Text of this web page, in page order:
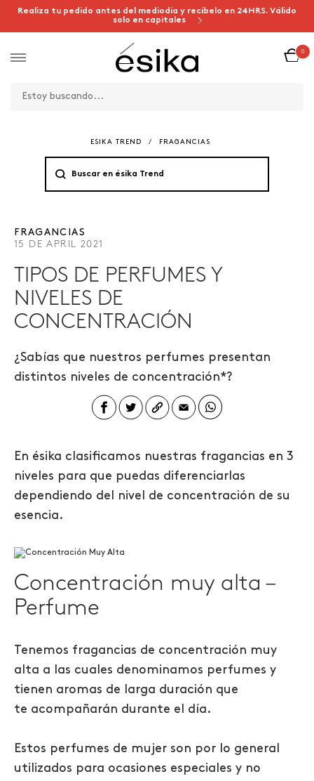
Realiza tu pedido antes del mediodía y recíbelo en 24HRS. Válido
solo en capitales
0
ESIKA TREND / FRAGANCIAS
FRAGANCIAS
15 DE APRIL 2021
TIPOS DE PERFUMES Y
NIVELES DE
CONCENTRACIÓN
¿Sabías que nuestros perfumes presentan
distintos niveles de concentración*?
En ésika clasificamos nuestras fragancias en 3
niveles para que puedas diferenciarlas
dependiendo del nivel de concentración de su
esencia.
Concentración muy alta –
Perfume
Tenemos fragancias de concentración muy
alta a las cuales denominamos perfumes y
tienen aromas de larga duración que
te acompañarán durante el día.
Estos perfumes de mujer son por lo general
utilizados para ocasiones especiales y no